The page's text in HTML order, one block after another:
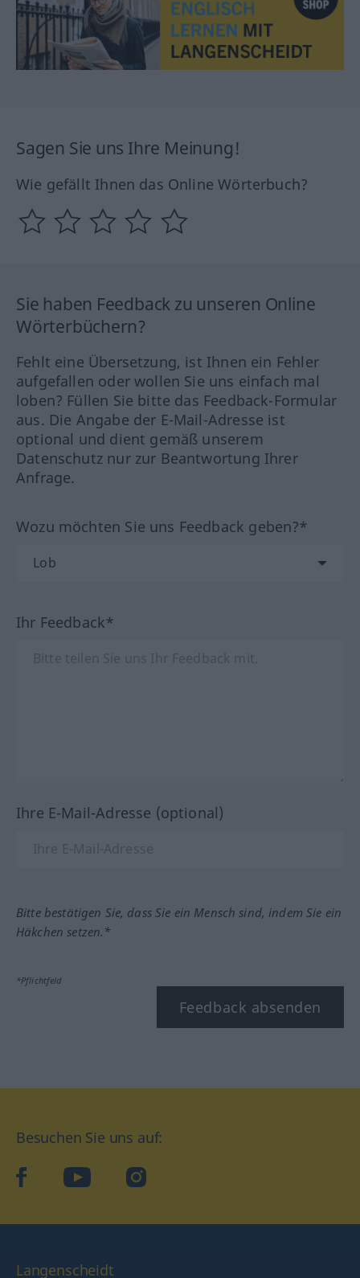
Sagen Sie uns Ihre Meinung!
Wie gefällt Ihnen das Online Wörterbuch?
Sie haben Feedback zu unseren Online
Wörterbüchern?
Fehlt eine Übersetzung, ist Ihnen ein Fehler
aufgefallen oder wollen Sie uns einfach mal
loben? Füllen Sie bitte das Feedback-Formular
aus. Die Angabe der E-Mail-Adresse ist
optional und dient gemäß unserem
Datenschutz nur zur Beantwortung Ihrer
Anfrage.
Wozu möchten Sie uns Feedback geben?*
Ihr Feedback*
Ihre E-Mail-Adresse (optional)
Bitte bestätigen Sie, dass Sie ein Mensch sind, indem Sie ein
Häkchen setzen.*
*Pflichtfeld
Feedback absenden
Besuchen Sie uns auf:
facebookYouTube Instagram
Langenscheidt